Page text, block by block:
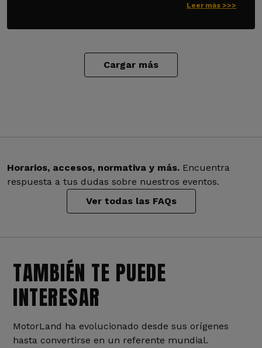
Leer más >>>
Cargar más
Horarios, accesos, normativa y más. Encuentra
respuesta a tus dudas sobre nuestros eventos.
Ver todas las FAQs
TAMBIÉN TE PUEDE
INTERESAR
MotorLand ha evolucionado desde sus orígenes
hasta convertirse en un referente mundial.